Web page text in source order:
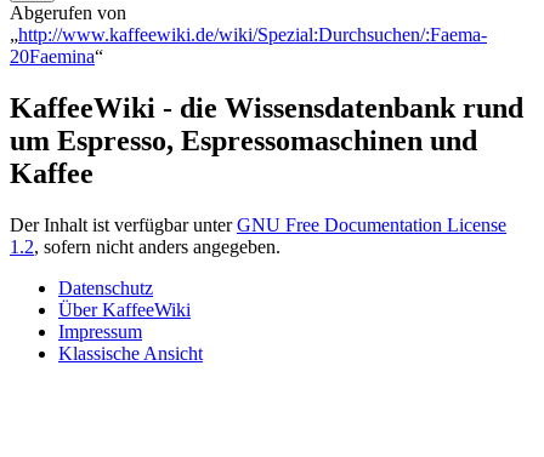
Abgerufen von
„http://www.kaffeewiki.de/wiki/Spezial:Durchsuchen/:Faema-
20Faemina“
KaffeeWiki - die Wissensdatenbank rund
um Espresso, Espressomaschinen und
Kaffee
Der Inhalt ist verfügbar unterGNU Free Documentation License
1.2, sofern nicht anders angegeben.
Datenschutz
Über KaffeeWiki
Impressum
Klassische Ansicht